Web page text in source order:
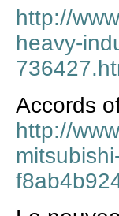
http://
heavy-
Accords
http://